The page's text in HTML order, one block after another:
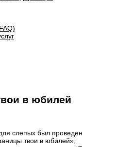
в юбилей
слепых был проведен
твои в юбилей»,